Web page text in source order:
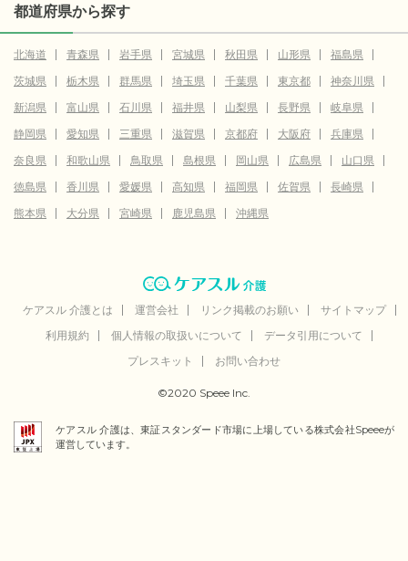
都道府県から探す
北海道 青森県 岩手県 宮城県 秋田県 山形県
福島県
茨城県
栃木県 群馬県 埼玉県 千葉県 東京都
神奈川県
新潟県
富山県 石川県 福井県 山梨県 長野県
岐阜県
静岡県
愛知県 三重県 滋賀県 京都府 大阪府
兵庫県
奈良県
和歌山県 鳥取県 島根県 岡山県 広島県
山口県
徳島県
香川県 愛媛県 高知県 福岡県 佐賀県
長崎県
熊本県
大分県 宮崎県 鹿児島県 沖縄県
ケアスル 介護とは 運営会社 リンク掲載のお願い
サイトマップ
利用規約
個人情報の取扱いについて
データ引用について
プレスキット
お問い合わせ
©2020 Speee Inc.
ケアスル 介護は、東証スタンダード市場に上場している株式会社Speeeが
運営しています。